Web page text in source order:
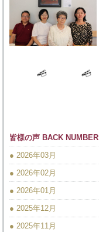
皆様の声 BACK NUMBER
● 2026年03月
● 2026年02月
● 2026年01月
● 2025年12月
● 2025年11月